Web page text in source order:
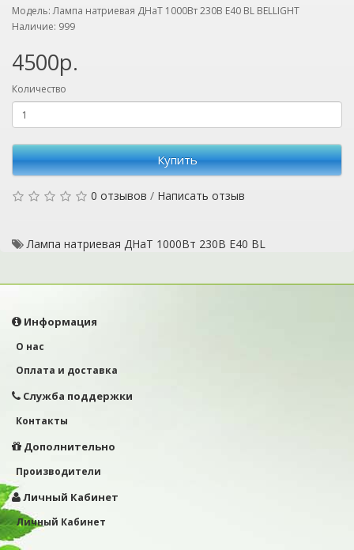
Модель: Лампа натриевая ДНаТ 1000Вт 230В Е40 BL BELLIGHT
Наличие: 999
4500р.
Количество
Купить
0 отзывов / Написать отзыв
Лампа натриевая ДНаТ 1000Вт 230В Е40 BL
Информация
О нас
Оплата и доставка
Служба поддержки
Контакты
Дополнительно
Производители
Личный Кабинет
Личный Кабинет